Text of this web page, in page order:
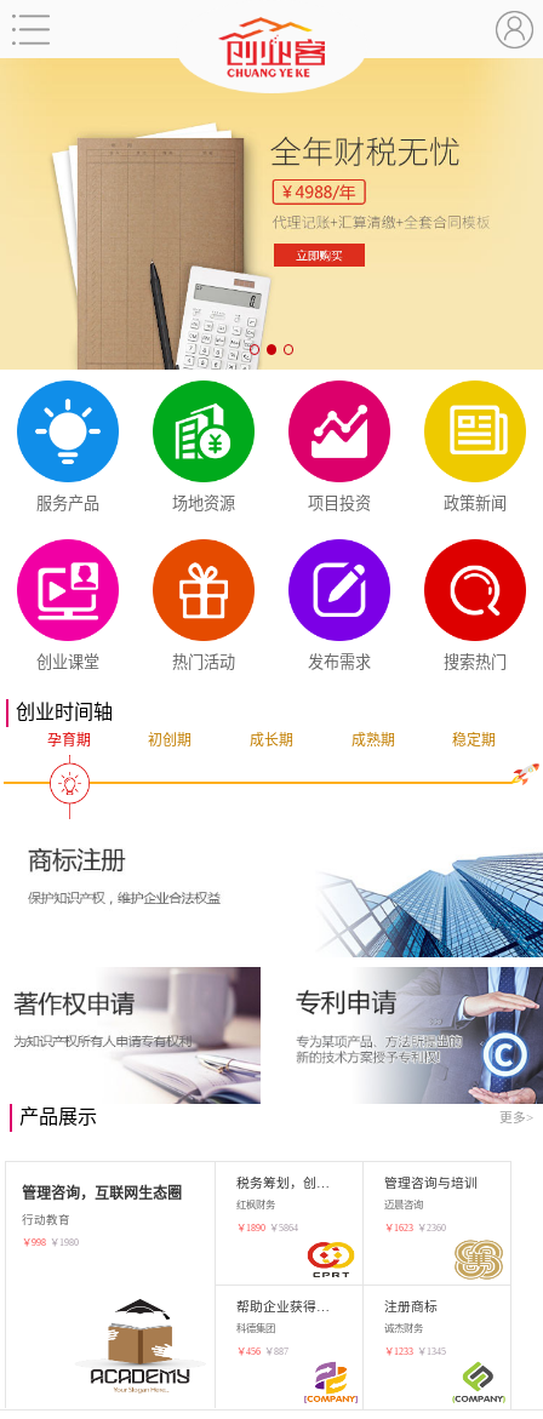
服务产品 场地资源 项目投资 政策新闻
创业课堂 热门活动 发布需求 搜索热门
创业时间轴
孕育期 初创期 成长期 成熟期 稳定期
产品展示 更多>
管理咨询，互联网生态圈
行动教育
￥998 ￥ 1980
红枫财务
￥ 1890 ￥5864
管理咨询与培训
迈晨咨询
￥ 1623 ￥2360
科德集团
￥456 ￥887
注册商标
诚杰财务
￥ 1233 ￥ 1345